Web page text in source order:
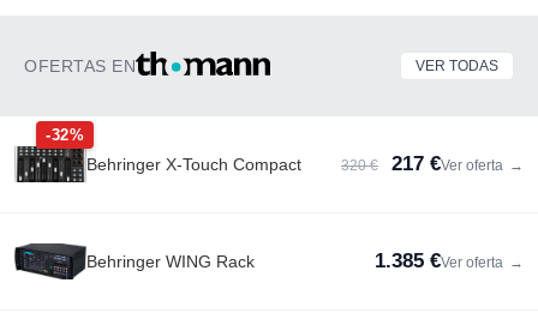
OFERTAS EN VER TODAS
-32%
Behringer X-Touch Compact 320 € 217 €Ver oferta →
Behringer WING Rack 1.385 €Ver oferta →